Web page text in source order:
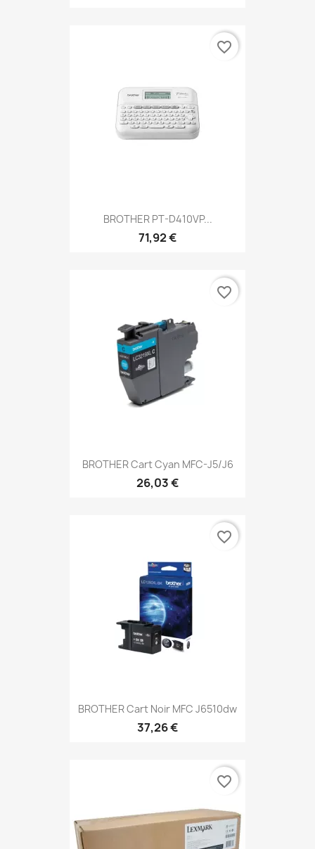
BROTHER PT-D410VP...
71,92 €
favorite_border
BROTHER Cart Cyan MFC-J5/J6
26,03 €
favorite_border
BROTHER Cart Noir MFC J6510dw
37,26 €
favorite_border
favorite_border